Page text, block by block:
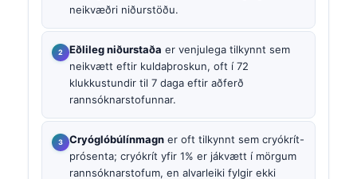
neikvæðri niðurstöðu.
Eðlileg niðurstaða er venjulega tilkynnt sem
neikvætt eftir kuldaþroskun, oft í 72
klukkustundir til 7 daga eftir aðferð
rannsóknarstofunnar.
Cryóglóbúlínmagn er oft tilkynnt sem cryókrít-
prósenta; cryókrít yfir 1% er jákvætt í mörgum
rannsóknarstofum, en alvarleiki fylgir ekki